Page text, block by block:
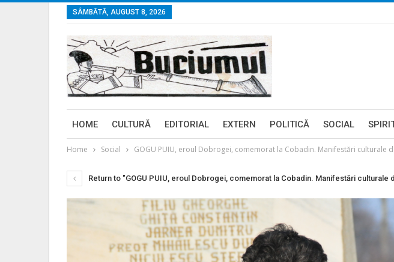
SÂMBĂTĂ, AUGUST 8, 2026
HOME CULTURĂ EDITORIAL EXTERN POLITICĂ SOCIAL
Home Social GOGU PUIU, eroul Dobrogei, comemorat la Cobadin. Manifestări
Return to "GOGU PUIU, eroul Dobrogei, comemorat la Cobadin. Manifestări culturale